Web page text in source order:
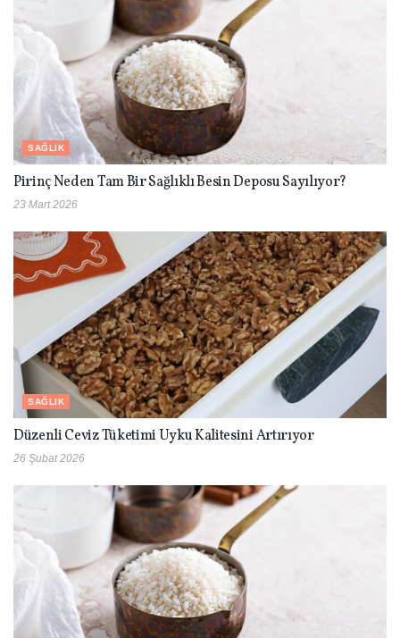
SAĞLIK
Pirinç Neden Tam Bir Sağlıklı Besin Deposu Sayılıyor?
23 Mart 2026
SAĞLIK
Düzenli Ceviz Tüketimi Uyku Kalitesini Artırıyor
26 Şubat 2026